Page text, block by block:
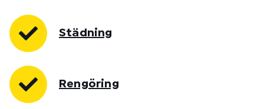
Städning
Rengöring